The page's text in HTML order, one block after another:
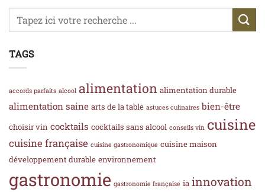
TAGS
accords parfaits alcool alimentation alimentation durable
alimentation saine arts de la table astuces culinaires bien-être
choisir vin cocktails cocktails sans alcool conseils vin cuisine
cuisine française cuisine gastronomique cuisine maison
développement durable environnement
gastronomie gastronomie française ia innovation